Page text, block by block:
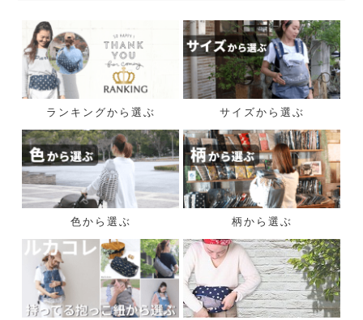
ランキングから選ぶ サイズから選ぶ
色から選ぶ 柄から選ぶ